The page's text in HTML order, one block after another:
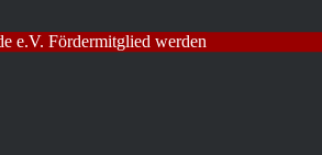
e.V. Fördermitglied werden